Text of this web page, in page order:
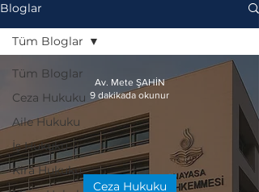
Bloglar
Tüm Bloglar
Ceza Hukuku
Aile Hukuku
İş Hukuku
Kira Hukuku
Tüm Bloglar
Ceza Hukuku
Av. Mete ŞAHİN
9 dakikada okunur